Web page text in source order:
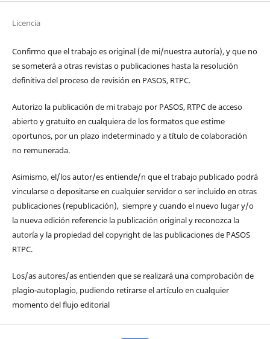
Licencia
Confirmo que el trabajo es original (de mi/nuestra autoría), y que no
se someterá a otras revistas o publicaciones hasta la resolución
definitiva del proceso de revisión en PASOS, RTPC.
Autorizo la publicación de mi trabajo por PASOS, RTPC de acceso
abierto y gratuito en cualquiera de los formatos que estime
oportunos, por un plazo indeterminado y a título de colaboración
no remunerada.
Asimismo, el/los autor/es entiende/n que el trabajo publicado podrá
vincularse o depositarse en cualquier servidor o ser incluido en otras
publicaciones (republicación), siempre y cuando el nuevo lugar y/o
la nueva edición referencie la publicación original y reconozca la
autoría y la propiedad del copyright de las publicaciones de PASOS
RTPC.
Los/as autores/as entienden que se realizará una comprobación de
plagio-autoplagio, pudiendo retirarse el artículo en cualquier
momento del flujo editorial